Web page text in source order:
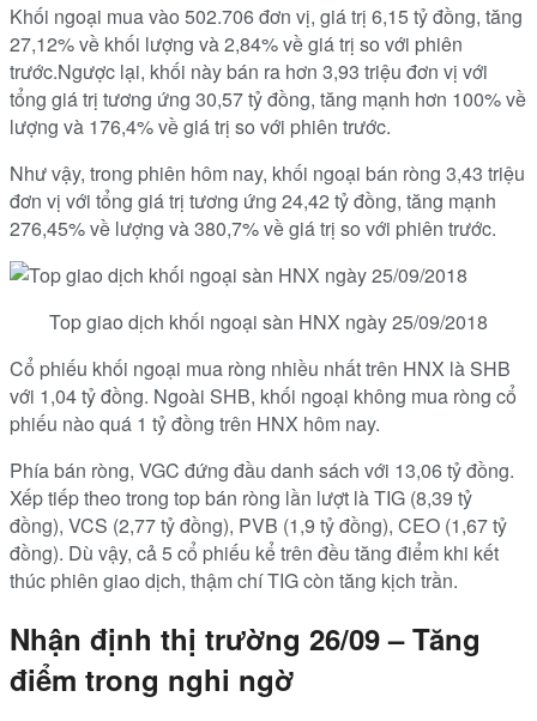
Khối ngoại mua vào 502.706 đơn vị, giá trị 6,15 tỷ đồng, tăng
27,12% về khối lượng và 2,84% về giá trị so với phiên
trước.Ngược lại, khối này bán ra hơn 3,93 triệu đơn vị với
tổng giá trị tương ứng 30,57 tỷ đồng, tăng mạnh hơn 100% về
lượng và 176,4% về giá trị so với phiên trước.
Như vậy, trong phiên hôm nay, khối ngoại bán ròng 3,43 triệu
đơn vị với tổng giá trị tương ứng 24,42 tỷ đồng, tăng mạnh
276,45% về lượng và 380,7% về giá trị so với phiên trước.
Top giao dịch khối ngoại sàn HNX ngày 25/09/2018
Cổ phiếu khối ngoại mua ròng nhiều nhất trên HNX là SHB
với 1,04 tỷ đồng. Ngoài SHB, khối ngoại không mua ròng cổ
phiếu nào quá 1 tỷ đồng trên HNX hôm nay.
Phía bán ròng, VGC đứng đầu danh sách với 13,06 tỷ đồng.
Xếp tiếp theo trong top bán ròng lần lượt là TIG (8,39 tỷ
đồng), VCS (2,77 tỷ đồng), PVB (1,9 tỷ đồng), CEO (1,67 tỷ
đồng). Dù vậy, cả 5 cổ phiếu kể trên đều tăng điểm khi kết
thúc phiên giao dịch, thậm chí TIG còn tăng kịch trần.
Nhận định thị trường 26/09 – Tăng
điểm trong nghi ngờ